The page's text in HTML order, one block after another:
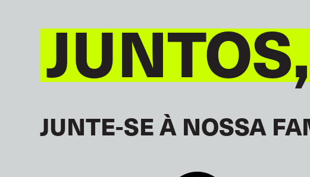
JUNTE-SE À NOSSA